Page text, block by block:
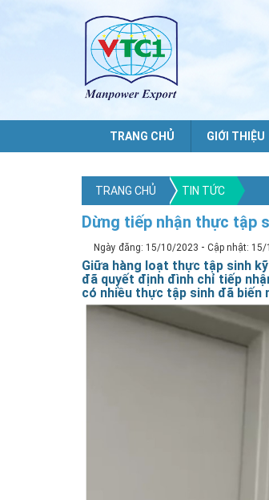
TRANG CHỦ GIỚI THIỆU
TRANG CHỦ TIN TỨC
Dừng tiếp nhận thực tập
Ngày đăng: 15/10/2023 - Cập nhật:
Giữa hàng loạt thực tập sinh
đã quyết định đình chỉ tiếp
có nhiều thực tập sinh đã biến